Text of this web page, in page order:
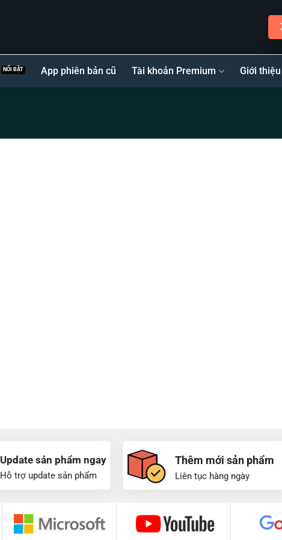
App phiên bản cũ Tài khoản Premium Giới thiệu
Update sản phẩm ngay
Hỗ trợ update sản phẩm
Thêm mới sản phẩm
Liên tục hàng ngày